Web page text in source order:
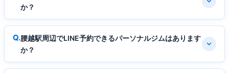
か？
腰越駅周辺でLINE予約できるパーソナルジムはあります
か？